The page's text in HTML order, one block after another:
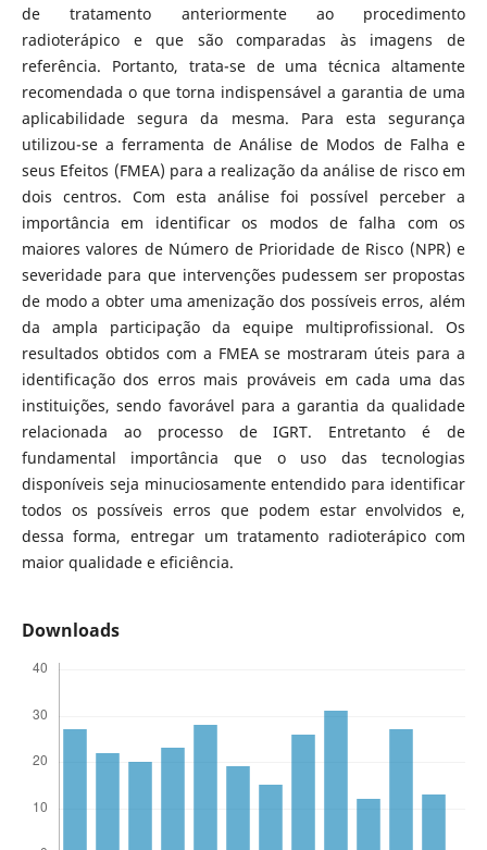
de tratamento anteriormente ao procedimento
radioterápico e que são comparadas às imagens de
referência. Portanto, trata-se de uma técnica altamente
recomendada o que torna indispensável a garantia de uma
aplicabilidade segura da mesma. Para esta segurança
utilizou-se a ferramenta de Análise de Modos de Falha e
seus Efeitos (FMEA) para a realização da análise de risco em
dois centros. Com esta análise foi possível perceber a
importância em identificar os modos de falha com os
maiores valores de Número de Prioridade de Risco (NPR) e
severidade para que intervenções pudessem ser propostas
de modo a obter uma amenização dos possíveis erros, além
da ampla participação da equipe multiprofissional. Os
resultados obtidos com a FMEA se mostraram úteis para a
identificação dos erros mais prováveis em cada uma das
instituições, sendo favorável para a garantia da qualidade
relacionada ao processo de IGRT. Entretanto é de
fundamental importância que o uso das tecnologias
disponíveis seja minuciosamente entendido para identificar
todos os possíveis erros que podem estar envolvidos e,
dessa forma, entregar um tratamento radioterápico com
maior qualidade e eficiência.
Downloads